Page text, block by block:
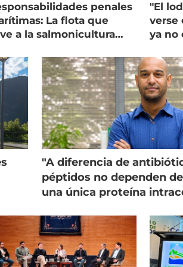
penales
La flota que
a la salmonicultura
"El
verse
ya no
"A diferencia de
péptidos no dependen
una única proteína